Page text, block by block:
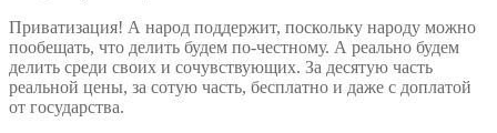
Приватизация! А народ поддержит, поскольку народу можно
пообещать, что делить будем по-честному. А реально будем
делить среди своих и сочувствующих. За десятую часть
реальной цены, за сотую часть, бесплатно и даже с доплатой
от государства.